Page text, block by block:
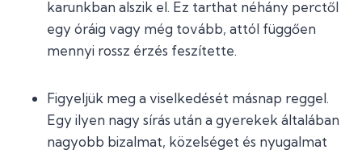
karunkban alszik el. Ez tarthat néhány perctől
egy óráig vagy még tovább, attól függően
mennyi rossz érzés feszítette.
Figyeljük meg a viselkedését másnap reggel.
Egy ilyen nagy sírás után a gyerekek általában
nagyobb bizalmat, közelséget és nyugalmat